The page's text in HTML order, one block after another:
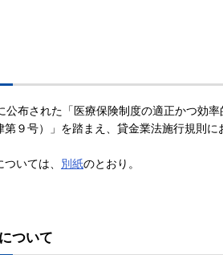
公布された「医療保険制度の適正かつ効
９号）」を踏まえ、貸金業法施行規則に
いては、 別紙のとおり。
ついて